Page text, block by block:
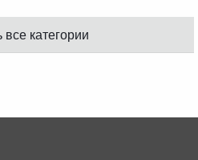
все категории